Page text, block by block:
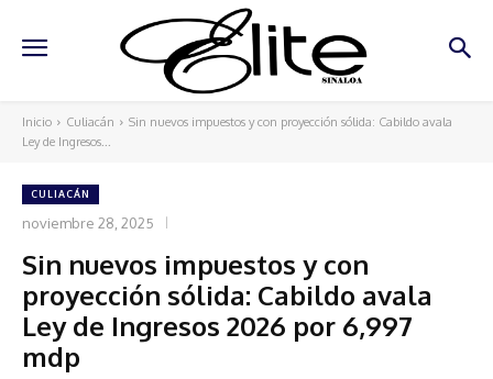
Inicio Culiacán
Sin nuevos impuestos y con proyección sólida: Cabildo avala
Ley de Ingresos...
CULIACÁN
noviembre 28, 2025
Sin nuevos impuestos y con
proyección sólida: Cabildo avala
Ley de Ingresos 2026 por 6,997
mdp